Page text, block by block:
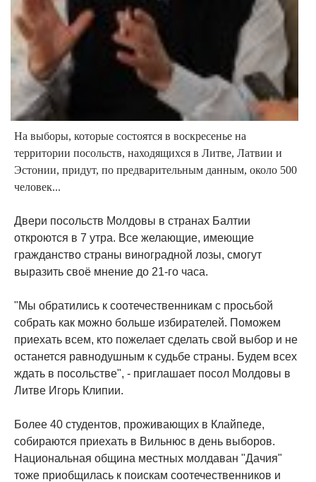
На выборы, которые состоятся в воскресенье на
территории посольств, находящихся в Литве, Латвии и
Эстонии, придут, по предварительным данным, около 500
человек...
Двери посольств Молдовы в странах Балтии
откроются в 7 утра. Все желающие, имеющие
гражданство страны виноградной лозы, смогут
выразить своё мнение до 21-го часа.
"Мы обратились к соотечественникам с просьбой
собрать как можно больше избирателей. Поможем
приехать всем, кто пожелает сделать свой выбор и не
останется равнодушным к судьбе страны. Будем всех
ждать в посольстве", - приглашает посол Молдовы в
Литве Игорь Клипии.
Более 40 студентов, проживающих в Клайпеде,
собираются приехать в Вильнюс в день выборов.
Национальная община местных молдаван "Дачия"
тоже приобщилась к поискам соотечественников и